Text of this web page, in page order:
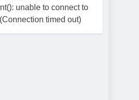
unable to connect to
timed out)